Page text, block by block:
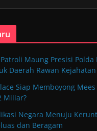
Maung Presisi Polda
Daerah Rawan Kejahatan
Siap Memboyong
Miliar?
Negara Menuju
dan Beragam